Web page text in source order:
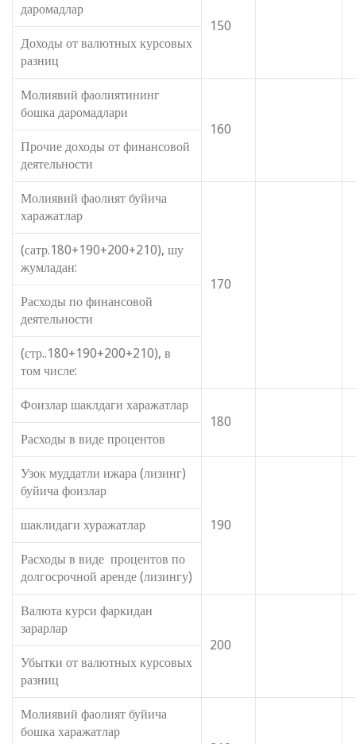
даромадлар
150
Доходы от валютных курсовых
разниц
Молиявий фаолиятининг
бошка даромадлари
160
Прочие доходы от финансовой
деятельности
Молиявий фаолият буйича
харажатлар
170
(сатр.180+190+200+210), шу
жумладан:
Расходы по финансовой
деятельности
(стр..180+190+200+210), в
том числе:
Фоизлар шаклдаги харажатлар
180
Расходы в виде процентов
Узок муддатли ижара (лизинг)
буйича фоизлар
190
шаклидаги хуражатлар
Расходы в виде процентов по
долгосрочной аренде (лизингу)
Валюта курси фаркидан
зарарлар
200
Убытки от валютных курсовых
разниц
Молиявий фаолият буйича
бошка харажатлар